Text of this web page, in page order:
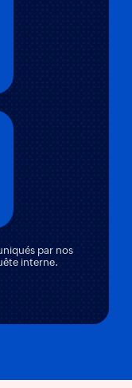
par nos
interne.